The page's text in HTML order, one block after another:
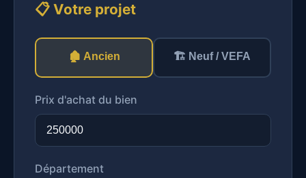
📋 Votre projet
🏚️ Ancien 🏗️ Neuf / VEFA
Prix d'achat du bien
Département